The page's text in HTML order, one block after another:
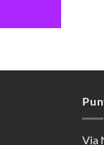
Via